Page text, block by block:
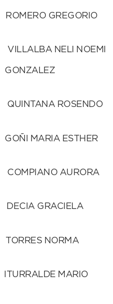
GREGORIO
NELI NOEMI
ROSENDO
ESTHER
AURORA
GRACIELA
NORMA
MARIO